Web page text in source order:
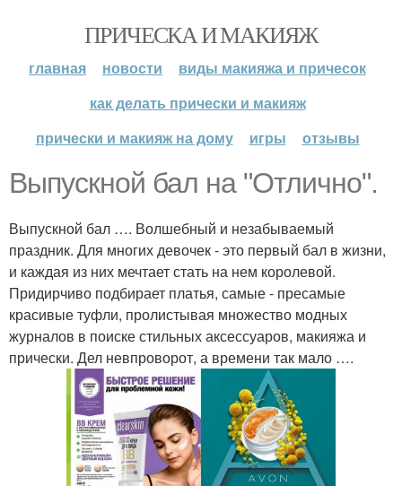
ПРИЧЕСКА И МАКИЯЖ
главная новости
виды макияжа и причесок
как делать прически и макияж
прически и макияж на дому
игры отзывы
Выпускной бал на "Отлично".
Выпускной бал …. Волшебный и незабываемый
праздник. Для многих девочек - это первый бал в жизни,
и каждая из них мечтает стать на нем королевой.
Придирчиво подбирает платья, самые - пресамые
красивые туфли, пролистывая множество модных
журналов в поиске стильных аксессуаров, макияжа и
прически. Дел невпроворот, а времени так мало ….